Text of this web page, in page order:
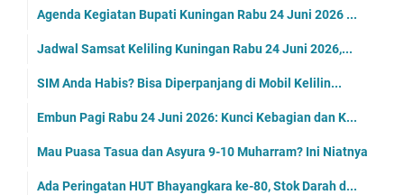
Agenda Kegiatan Bupati Kuningan Rabu 24 Juni 2026 ...
Jadwal Samsat Keliling Kuningan Rabu 24 Juni 2026,...
SIM Anda Habis? Bisa Diperpanjang di Mobil Kelilin...
Embun Pagi Rabu 24 Juni 2026: Kunci Kebagian dan K...
Mau Puasa Tasua dan Asyura 9-10 Muharram? Ini Niatnya
Ada Peringatan HUT Bhayangkara ke-80, Stok Darah d...